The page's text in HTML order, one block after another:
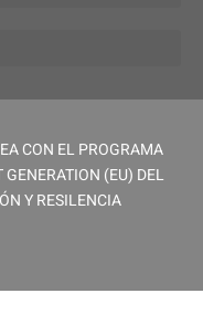
CON EL PROGRAMA
(EU) DEL
Y RESILENCIA